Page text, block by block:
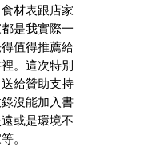
材表跟店家
是我實際一
值得推薦給
。這次特別
給贊助支持
沒能加入書
或是環境不
。